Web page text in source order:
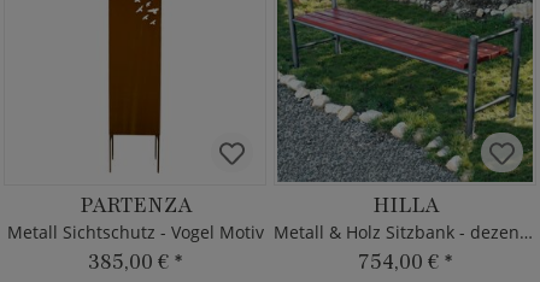
PARTENZA
Metall Sichtschutz - Vogel Motiv
385,00 € *
HILLA
Metall & Holz Sitzbank - dezenter Stil
754,00 € *